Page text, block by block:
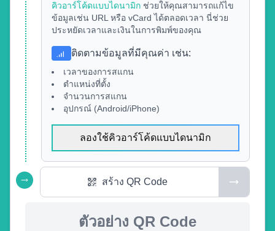
คิวอาร์โค้ดแบบไดนามิก ช่วยให้คุณสามารถแก้ไข
ข้อมูลเช่น URL หรือ vCard ได้ตลอดเวลา นี่ช่วย
ประหยัดเวลาและเงินในการพิมพ์ของคุณ
ติดตามข้อมูลที่มีคุณค่า เช่น:
เวลาของการสแกน
ตำแหน่งที่ตั้ง
จำนวนการสแกน
อุปกรณ์ (Android/iPhone)
ลองใช้คิวอาร์โค้ดแบบไดนามิก
สร้าง QR Code
ตัวอย่าง QR Code